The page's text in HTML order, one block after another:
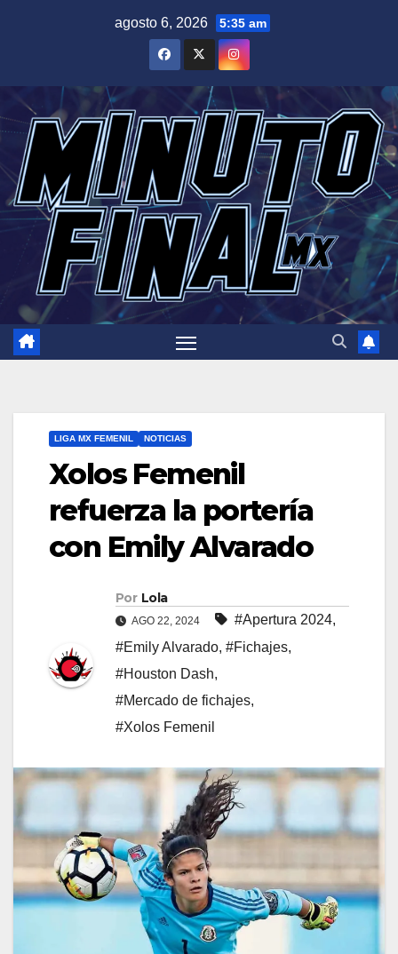
agosto 6, 2026 5:35 am
LIGA MX FEMENIL NOTICIAS
Xolos Femenil
refuerza la portería
con Emily Alvarado
Por Lola
AGO 22, 2024 #Apertura 2024,
#Emily Alvarado, #Fichajes,
#Houston Dash,
#Mercado de fichajes,
#Xolos Femenil